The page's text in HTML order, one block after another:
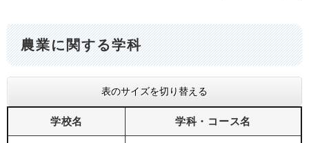
農業に関する学科
表のサイズを切り替える
学校名 学科・コース名